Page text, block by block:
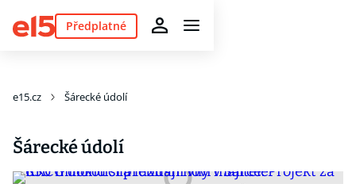
Předplatné
e15.cz Šárecké údolí
Šárecké údolí